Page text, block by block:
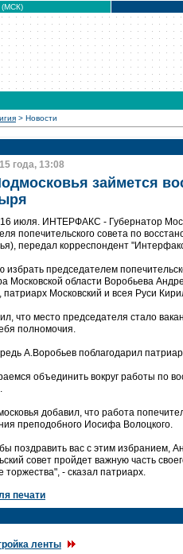
(МСК)
> Новости
года, 13:08
займется
июля. ИНТЕРФАКС - Губернатор
попечительского совета по
передал корреспондент
избрать председателем
Московской области Воробьева
патриарх Московский и всея Руси
что место председателя стало
полномочия.
А.Воробьев поблагодарил
объединить вокруг работы по
добавил, что работа
преподобного Иосифа Волоцкого.
поздравить вас с этим избранием,
совет пройдет важную часть
- сказал патриарх.
печати
ленты